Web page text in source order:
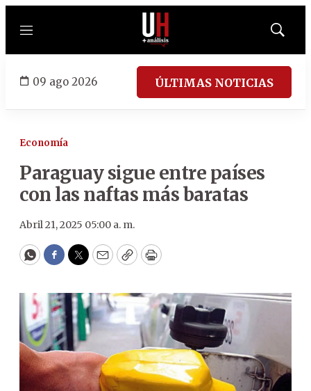
Menú
Mostrar
09 ago 2026 ÚLTIMAS NOTICIAS
Economía
Paraguay sigue entre países
con las naftas más baratas
Abril 21, 2025 05:00 a. m.
WhatsApp
Facebook
Twitter
EmailCopyPrint